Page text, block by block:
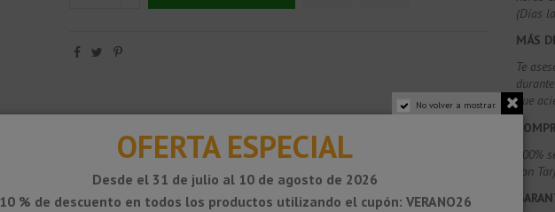
(Días
MÁS
Te
que
100%
con
No volver a mostrar.
OFERTA ESPECIAL
Desde el 31 de julio al 10 de agosto de 2026
10 % de descuento en todos los productos utilizando el cupón: VERANO26